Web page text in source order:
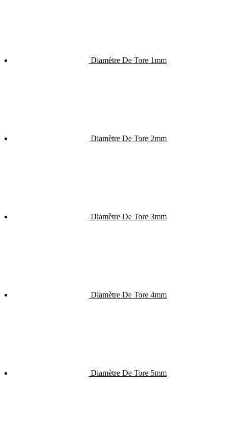
Diamètre De Tore 1mm
Diamètre De Tore 2mm
Diamètre De Tore 3mm
Diamètre De Tore 4mm
Diamètre De Tore 5mm